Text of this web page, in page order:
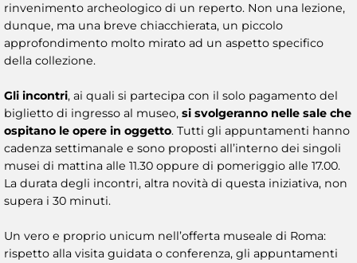
rinvenimento archeologico di un reperto. Non una lezione,
dunque, ma una breve chiacchierata, un piccolo
approfondimento molto mirato ad un aspetto specifico
della collezione.
Gli incontri, ai quali si partecipa con il solo pagamento del
biglietto di ingresso al museo, si svolgeranno nelle sale che
ospitano le opere in oggetto. Tutti gli appuntamenti hanno
cadenza settimanale e sono proposti all’interno dei singoli
musei di mattina alle 11.30 oppure di pomeriggio alle 17.00.
La durata degli incontri, altra novità di questa iniziativa, non
supera i 30 minuti.
Un vero e proprio unicum nell’offerta museale di Roma:
rispetto alla visita guidata o conferenza, gli appuntamenti